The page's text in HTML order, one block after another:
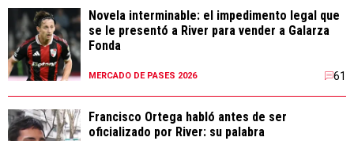
Novela interminable: el impedimento legal que
se le presentó a River para vender a Galarza
Fonda
MERCADO DE PASES 2026 61
Francisco Ortega habló antes de ser
oficializado por River: su palabra